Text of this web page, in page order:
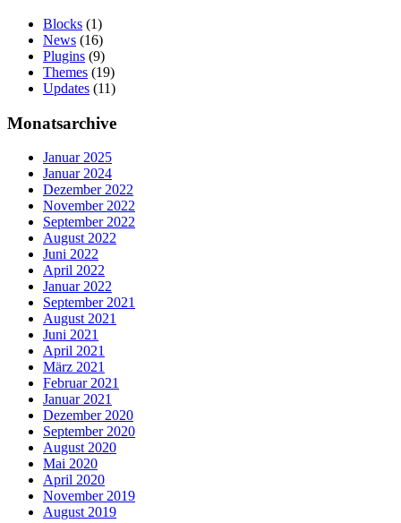
Blocks (1)
News (16)
Plugins (9)
Themes (19)
Updates (11)
Monatsarchive
Januar 2025
Januar 2024
Dezember 2022
November 2022
September 2022
August 2022
Juni 2022
April 2022
Januar 2022
September 2021
August 2021
Juni 2021
April 2021
März 2021
Februar 2021
Januar 2021
Dezember 2020
September 2020
August 2020
Mai 2020
April 2020
November 2019
August 2019